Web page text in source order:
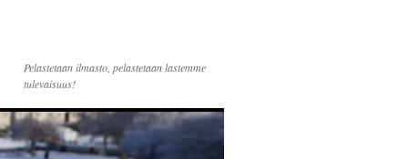
Pelastetaan ilmasto, pelastetaan lastemme
tulevaisuus!